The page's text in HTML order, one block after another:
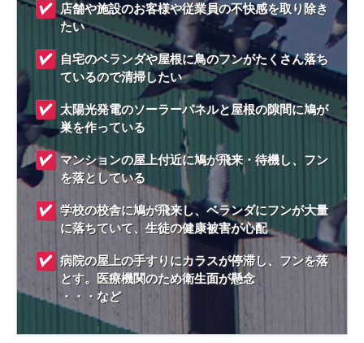
店舗や施設のお客様や従業員の不快感を取り除き
たい
自宅のベランダや屋根に鳥のフンがたくさん落ち
ているので清掃したい
太陽光発電のソーラーパネルと屋根の隙間に鳩が
巣を作っている
マンションの屋上付近に鳩が飛来・待機し、フン
を落としている
学校の校舎に鳩が飛来し、ベランダにフンが大量
に落ちていて、生徒の健康被害が心配
病院の屋上の手すりにカラスが停滞し、フンを落
とす。医療機関のため衛生面が懸念
・・・など